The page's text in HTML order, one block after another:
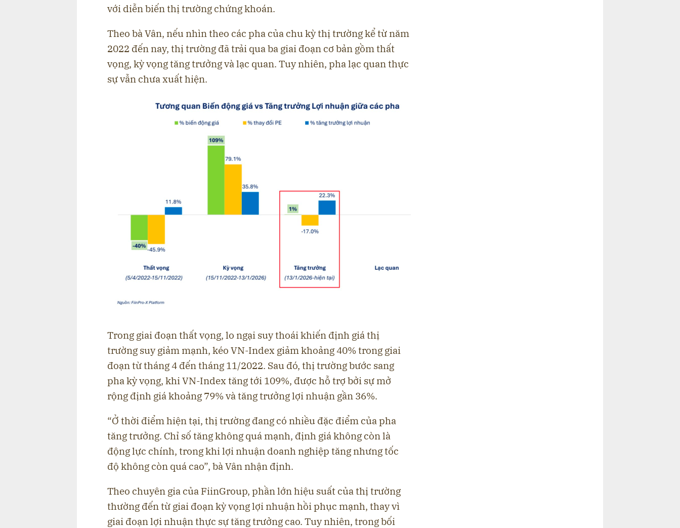
với diễn biến thị trường chứng khoán.
Theo bà Vân, nếu nhìn theo các pha của chu kỳ thị trường kể từ năm
2022 đến nay, thị trường đã trải qua ba giai đoạn cơ bản gồm thất
vọng, kỳ vọng tăng trưởng và lạc quan. Tuy nhiên, pha lạc quan thực
sự vẫn chưa xuất hiện.
Trong giai đoạn thất vọng, lo ngại suy thoái khiến định giá thị
trường suy giảm mạnh, kéo VN-Index giảm khoảng 40% trong giai
đoạn từ tháng 4 đến tháng 11/2022. Sau đó, thị trường bước sang
pha kỳ vọng, khi VN-Index tăng tới 109%, được hỗ trợ bởi sự mở
rộng định giá khoảng 79% và tăng trưởng lợi nhuận gần 36%.
“Ở thời điểm hiện tại, thị trường đang có nhiều đặc điểm của pha
tăng trưởng. Chỉ số tăng không quá mạnh, định giá không còn là
động lực chính, trong khi lợi nhuận doanh nghiệp tăng nhưng tốc
độ không còn quá cao”, bà Vân nhận định.
Theo chuyên gia của FiinGroup, phần lớn hiệu suất của thị trường
thường đến từ giai đoạn kỳ vọng lợi nhuận hồi phục mạnh, thay vì
giai đoạn lợi nhuận thực sự tăng trưởng cao. Tuy nhiên, trong bối